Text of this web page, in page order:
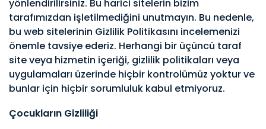
yönlendirilirsiniz. Bu harici sitelerin bizim
tarafımızdan işletilmediğini unutmayın. Bu nedenle,
bu web sitelerinin Gizlilik Politikasını incelemenizi
önemle tavsiye ederiz. Herhangi bir üçüncü taraf
site veya hizmetin içeriği, gizlilik politikaları veya
uygulamaları üzerinde hiçbir kontrolümüz yoktur ve
bunlar için hiçbir sorumluluk kabul etmiyoruz.
Çocukların Gizliliği